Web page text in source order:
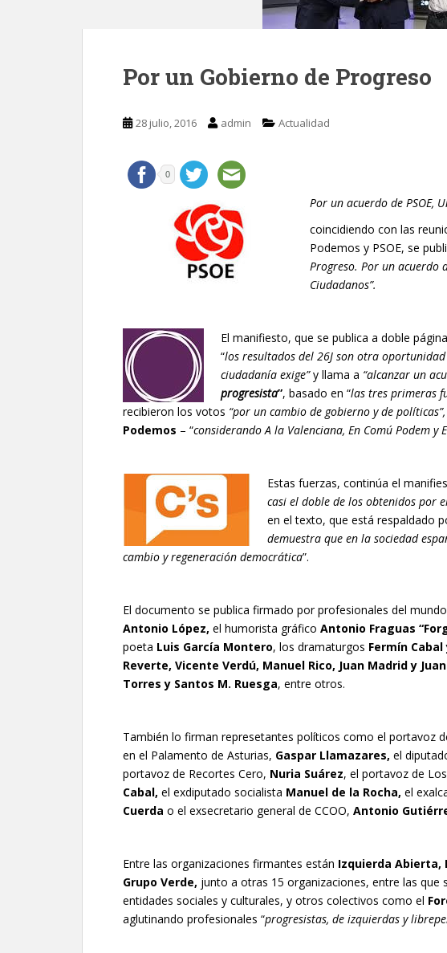
Por un Gobierno de Progreso
28 julio, 2016 admin Actualidad
0
Por un acuerdo de PSOE,
coincidiendo con las
Podemos y PSOE, se
Progreso. Por un acuerdo
Ciudadanos”.
El manifiesto, que se publica a doble
“los resultados del 26J son otra
ciudadanía exige”y llama a “alcanzar un
progresista”, basado en “las tres primeras
recibieron los votos “por un cambio de gobierno y de políticas”,
Podemos – “considerando A la Valenciana, En Comú Podem y
Estas fuerzas, continúa el
casi el doble de los obtenidos por
en el texto, que está respaldado
demuestra que en la sociedad
cambio y regeneración democrática”.
El documento se publica firmado por profesionales del
Antonio López, el humorista gráfico Antonio Fraguas
poeta Luis García Montero, los dramaturgos Fermín Cabal
Reverte, Vicente Verdú, Manuel Rico, Juan Madrid y
Torres y Santos M. Ruesga, entre otros.
También lo firman represetantes políticos como el portavoz
en el Palamento de Asturias, Gaspar Llamazares, el
portavoz de Recortes Cero, Nuria Suárez, el portavoz de
Cabal, el exdiputado socialista Manuel de la Rocha, el
Cuerda o el exsecretario general de CCOO, Antonio
Entre las organizaciones firmantes están Izquierda Abierta,
Grupo Verde, junto a otras 15 organizaciones, entre las que
entidades sociales y culturales, y otros colectivos como el
aglutinando profesionales “progresistas, de izquierdas y